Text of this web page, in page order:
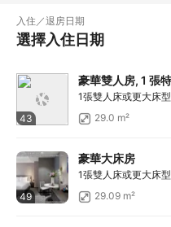
入住／退房日期
選擇入住日期
43
1張雙人床或更大床型
29.0 m²
49
豪華大床房
1張雙人床或更大床型
29.09 m²